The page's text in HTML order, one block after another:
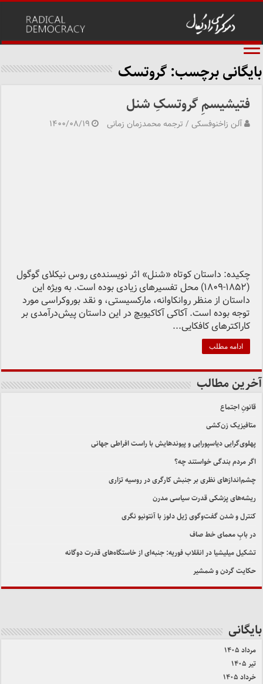
بایگانی برچسب:گروتسک
فتیشیسمِ گروتسکِ شنل
آلن زاخنوفسکی / ترجمه محمدزمان زمانی ۱۴۰۰/۰۸/۱۹
چکیده: داستان کوتاه «شنل» اثر نویسنده‌ی روس نیکلای گوگول
(1852-1809) محل تفسیرهای زیادی بوده است. به ویژه این
داستان از منظر روانکاوانه، مارکسیستی، و نقد بوروکراسی مورد
توجه بوده است. آکاکی آکاکیویچ در این داستان پیش‌درآمدی بر
کاراکترهای کافکایی...
ادامه مطلب
آخرین مطالب
قانونِ اجتماع
متافیزیک زن‌کشی
پهلوی‌گرایی دیاسپورایی و پیوندهایش با راست افراطی جهانی
اگر مردم بندگی خواستند چه؟
چشم‌اندازهای نظری بر جنبش کارگری در روسیه تزاری
ریشه‌های پزشکی قدرت سیاسی مدرن
کنترل و شدن گفت‌وگوی ژیل دلوز با آنتونیو نگری
در بابِ معمای خط صاف
تشکیل میلیشیا در انقلاب فوریه: جنبه‌ای از خاستگاه‌های قدرت دوگانه
حکایت گردن و شمشیر
بایگانی
مرداد ۱۴۰۵
تیر ۱۴۰۵
خرداد ۱۴۰۵